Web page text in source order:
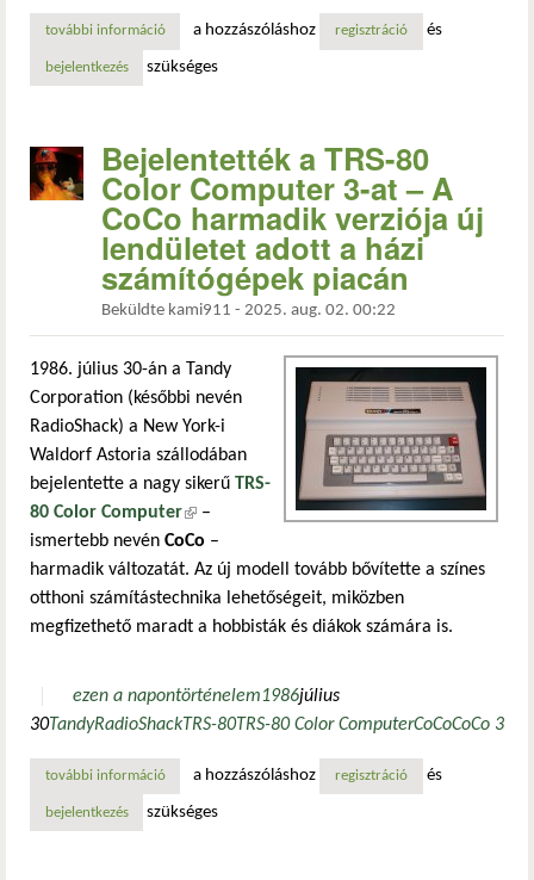
további információaz apple lisa születése: a grafikus felületű számítógépek
a hozzászóláshoz regisztráció és
bejelentkezés szükséges
Bejelentették a TRS-80
Color Computer 3-at – A
CoCo harmadik verziója új
lendületet adott a házi
számítógépek piacán
Beküldte kami911 - 2025. aug. 02. 00:22
1986. július 30-án a Tandy
Corporation (későbbi nevén
RadioShack) a New York-i
Waldorf Astoria szállodában
bejelentette a nagy sikerű TRS-
80 Color Computer(külső hivatkozás)
–
ismertebb nevén CoCo –
harmadik változatát. Az új modell tovább bővítette a színes
otthoni számítástechnika lehetőségeit, miközben
megfizethető maradt a hobbisták és diákok számára is.
ezen a napontörténelem1986július
30TandyRadioShackTRS-80TRS-80 Color ComputerCoCoCoCo 3
további információbejelentették a trs-80 color computer 3-at – a coco
a hozzászóláshoz regisztráció és
bejelentkezés szükséges